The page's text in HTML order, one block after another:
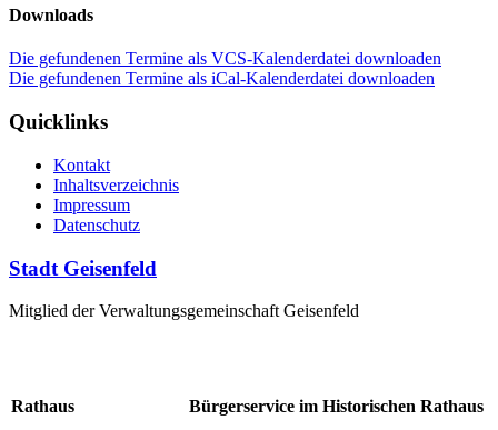
Downloads
Die gefundenen Termine als VCS-Kalenderdatei downloaden
Die gefundenen Termine als iCal-Kalenderdatei downloaden
Quicklinks
Kontakt
Inhaltsverzeichnis
Impressum
Datenschutz
Stadt Geisenfeld
Mitglied der Verwaltungsgemeinschaft Geisenfeld
Rathaus
Bürgerservice im Historischen Rathaus